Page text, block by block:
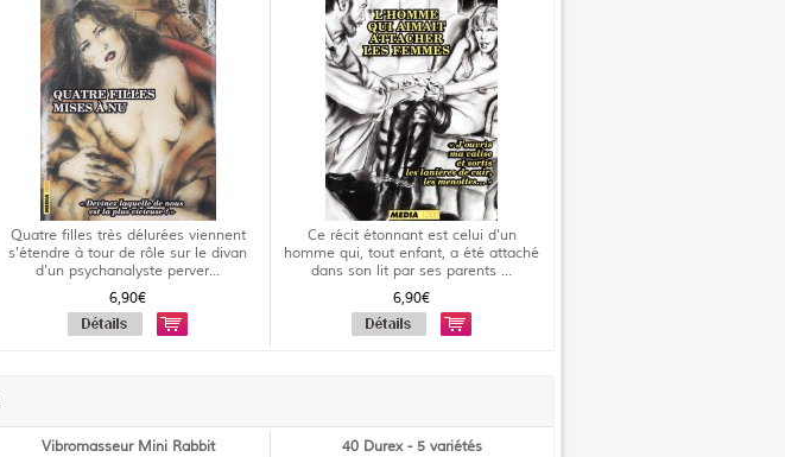
Quatre filles très délurées viennent
s'étendre à tour de rôle sur le divan
d'un psychanalyste perver...
6,90€
Ce récit étonnant est celui d'un
homme qui, tout enfant, a été attaché
dans son lit par ses parents ...
6,90€
Vibromasseur Mini Rabbit 40 Durex - 5 variétés